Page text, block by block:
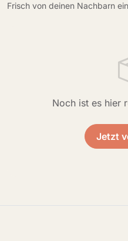
Frisch von deinen Nachbarn
Noch ist es hier
Jetzt